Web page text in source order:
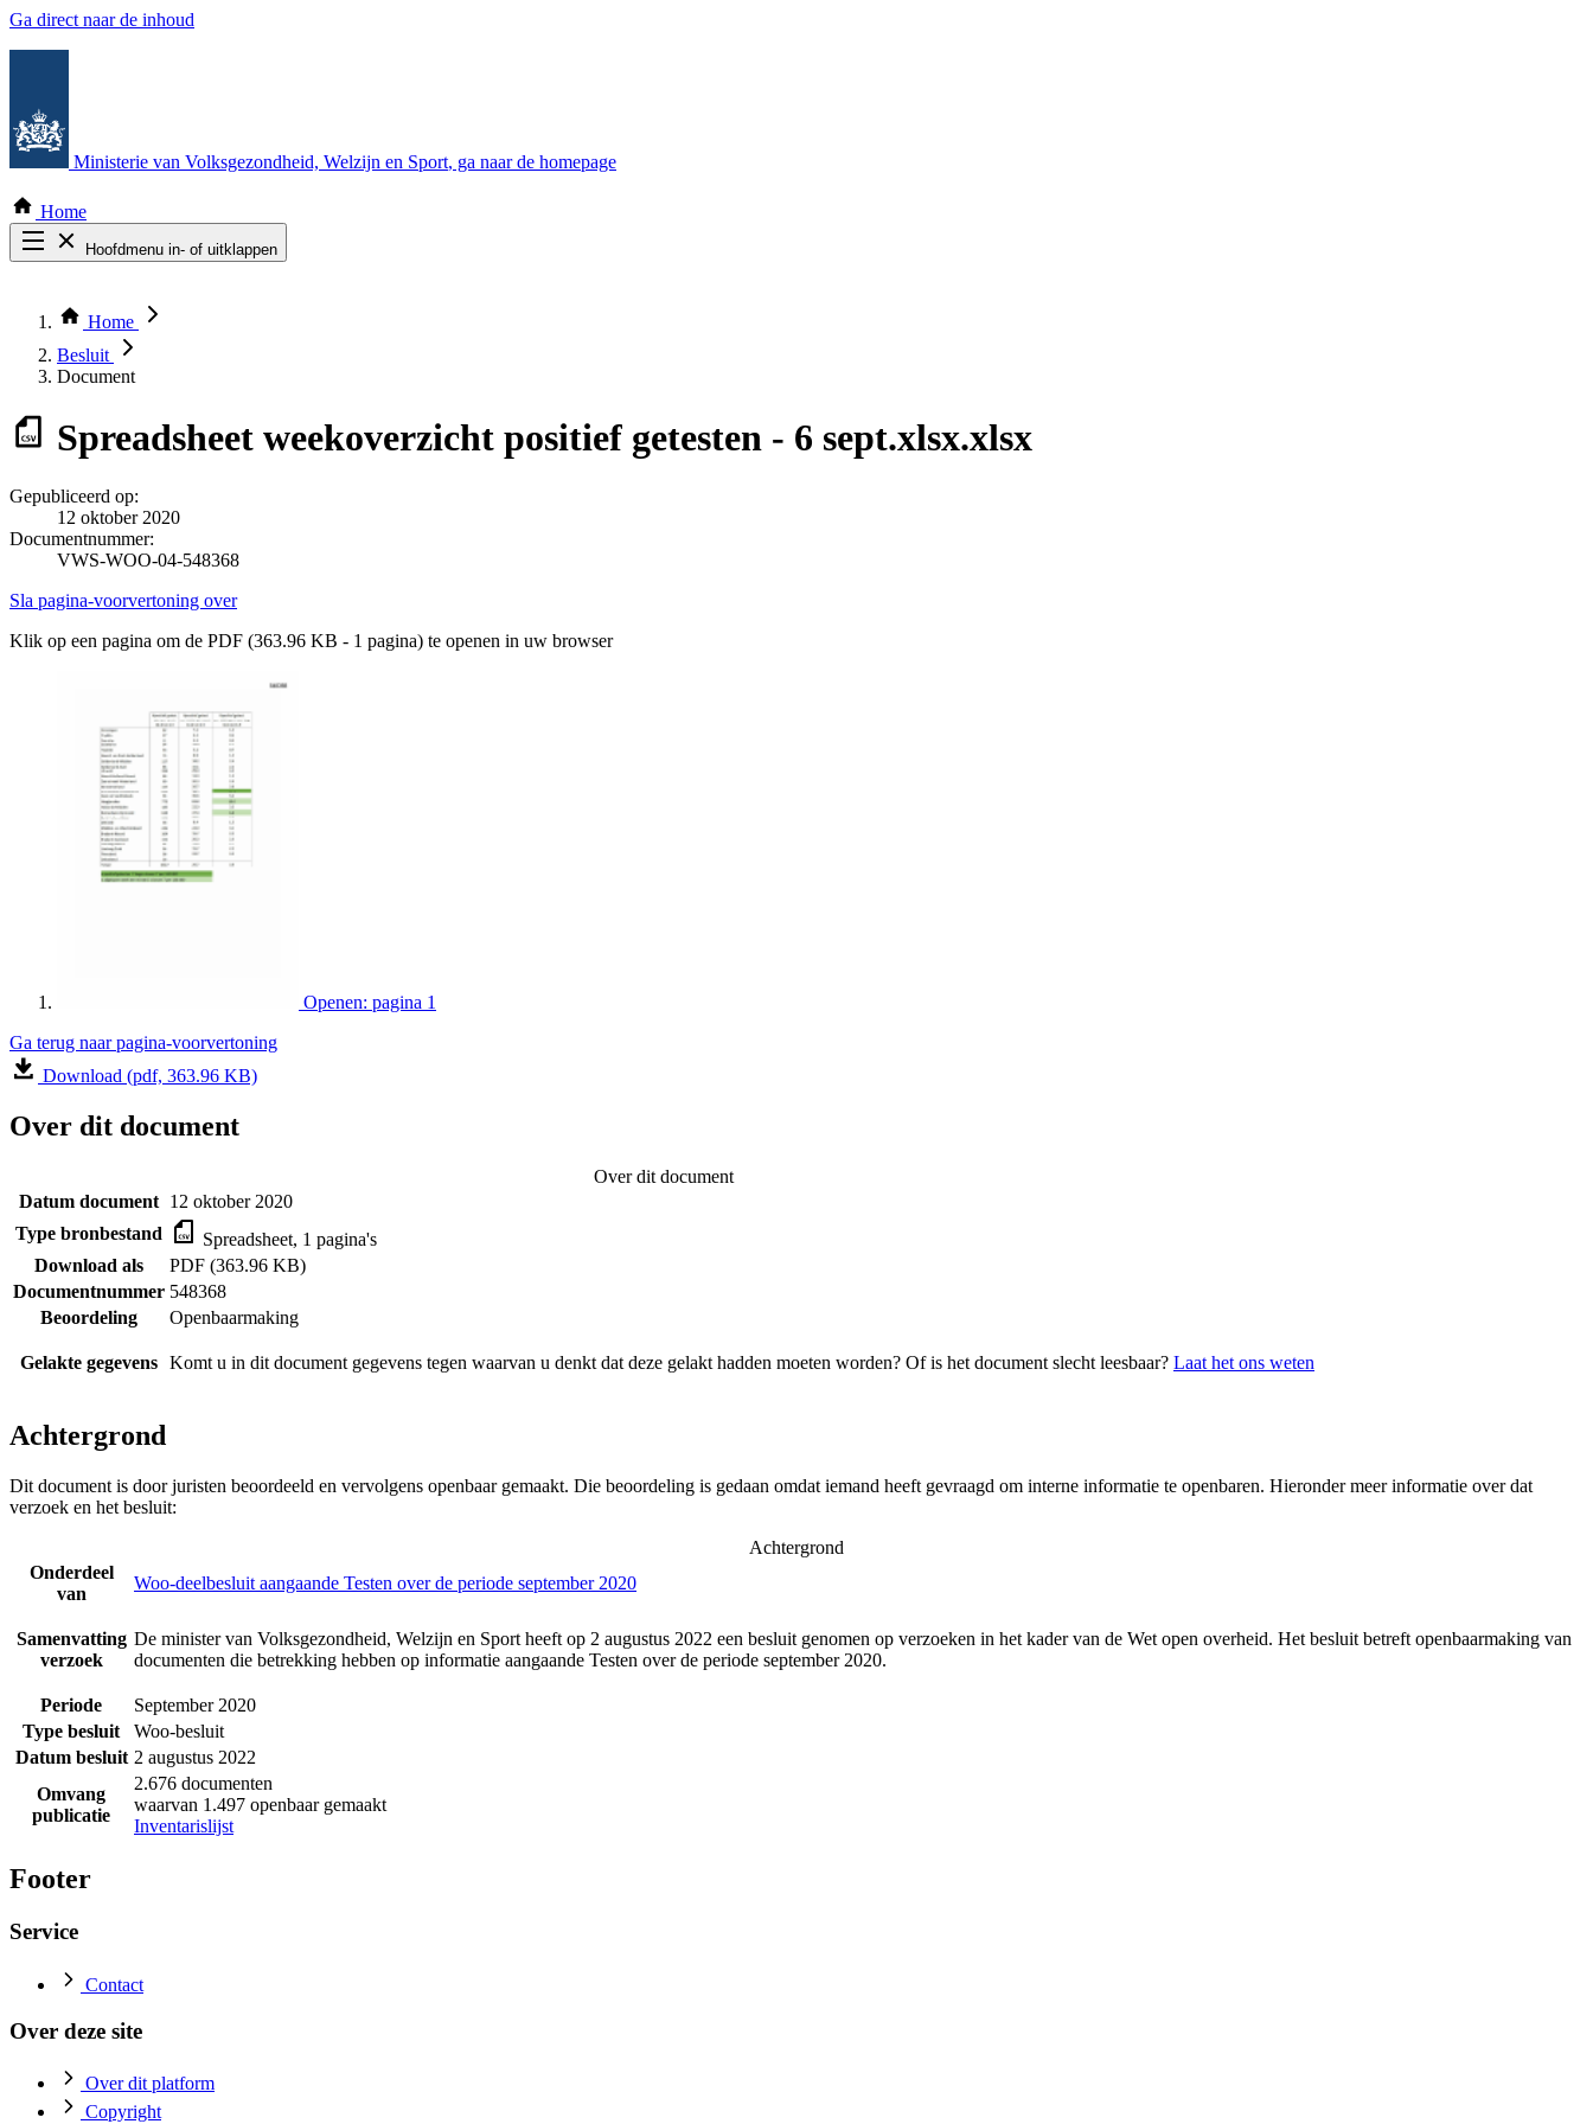
Ga direct naar de inhoud
Ministerie van Volksgezondheid, Welzijn en Sport, ga naar de homepage
Home
Hoofdmenu in- of uitklappen
Thema COVID-19
Bekijk per bestuursorgaan
Home
Besluit
Document
Spreadsheet weekoverzicht positief getesten - 6 sept.xlsx.xlsx
Gepubliceerd op:
12 oktober 2020
Documentnummer:
VWS-WOO-04-548368
Sla pagina-voorvertoning over
Klik op een pagina om de PDF (363.96 KB - 1 pagina) te openen in uw browser
Openen: pagina 1
Ga terug naar pagina-voorvertoning
Download (pdf, 363.96 KB)
Over dit document
Over dit document
Datum document 12 oktober 2020
Type bronbestand
Spreadsheet, 1 pagina's
Download als
PDF (363.96 KB)
Documentnummer 548368
Beoordeling
Openbaarmaking
Gelakte gegevens Komt u in dit document gegevens tegen waarvan u denkt dat deze gelakt hadden moeten worden? Of is het document slecht leesbaar? Laat het ons weten
Achtergrond
Dit document is door juristen beoordeeld en vervolgens openbaar gemaakt. Die beoordeling is gedaan omdat iemand heeft gevraagd om interne informatie te openbaren. Hieronder meer informatie over dat
verzoek en het besluit:
Achtergrond
Onderdeel
van
Woo-deelbesluit aangaande Testen over de periode september 2020
Samenvatting
verzoek
De minister van Volksgezondheid, Welzijn en Sport heeft op 2 augustus 2022 een besluit genomen op verzoeken in het kader van de Wet open overheid. Het besluit betreft openbaarmaking van
documenten die betrekking hebben op informatie aangaande Testen over de periode september 2020.
Periode
September 2020
Type besluit
Woo-besluit
Datum besluit 2 augustus 2022
Omvang
publicatie
2.676 documenten
waarvan 1.497 openbaar gemaakt
Inventarislijst
Footer
Service
Contact
Over deze site
Over dit platform
Copyright